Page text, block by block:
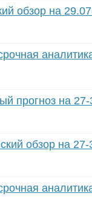
обзор на
прогноз на
обзор на